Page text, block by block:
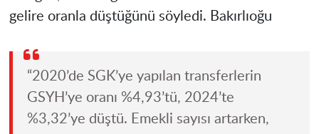
gelire oranla düştüğünü söyledi. Bakırlıoğu
“2020’de SGK’ye yapılan transferlerin
GSYH’ye oranı %4,93’tü, 2024’te
%3,32’ye düştü. Emekli sayısı artarken,